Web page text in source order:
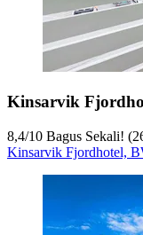
Kinsarvik
8,4/10 Bagus Sekali!
Kinsarvik Fjordhotel,